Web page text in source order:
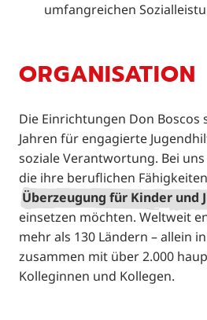
umfangreichen
ORGANISATION
Die Einrichtungen Don Boscos
Jahren für engagierte
soziale Verantwortung. Bei
die ihre beruflichen Fähigkeiten
Überzeugung für Kinder und
einsetzen möchten. Weltweit
mehr als 130 Ländern – allein
zusammen mit über 2.000
Kolleginnen und Kollegen.